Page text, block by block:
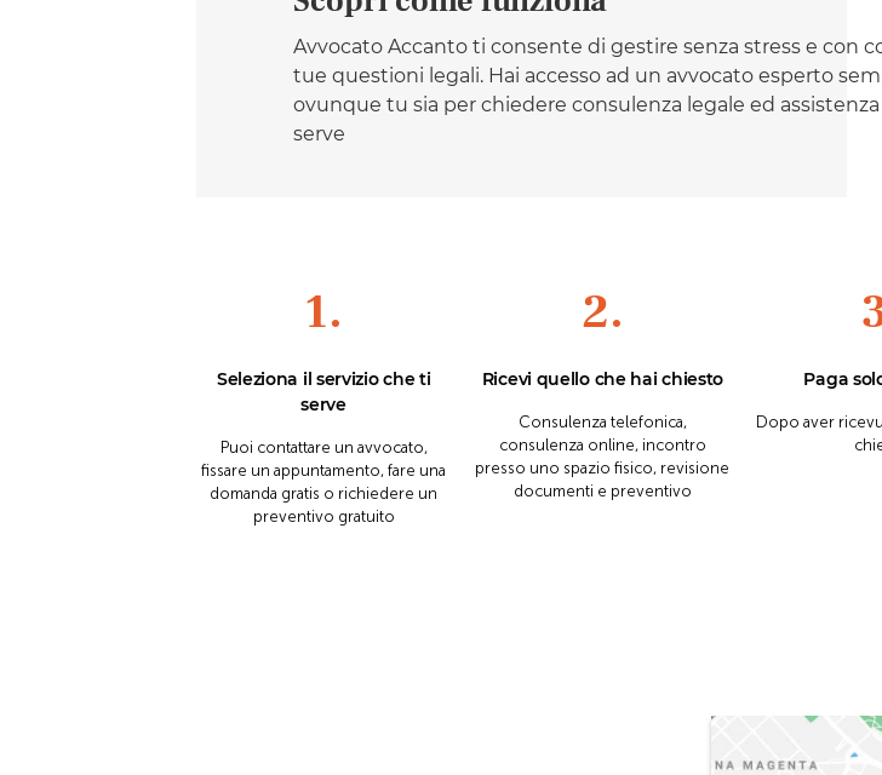
Avvocato Accanto ti consente di gestire senza stress e con
tue questioni legali. Hai accesso ad un avvocato esperto
ovunque tu sia per chiedere consulenza legale ed
serve
1.
Seleziona il servizio che ti
serve
Puoi contattare un avvocato,
fissare un appuntamento, fare una
domanda gratis o richiedere un
preventivo gratuito
2.
Ricevi quello che hai chiesto
Consulenza telefonica,
consulenza online, incontro
presso uno spazio fisico, revisione
documenti e preventivo
Paga
Dopo aver